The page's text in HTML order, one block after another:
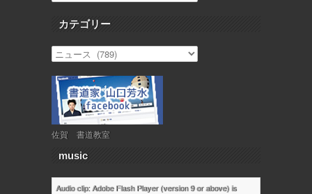
カテゴリー
佐賀 書道教室
music
Audio clip: Adobe Flash Player (version 9 or above) is